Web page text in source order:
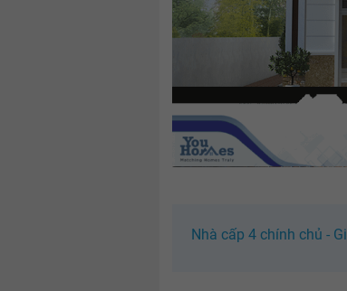
Nhà cấp 4 chính chủ -